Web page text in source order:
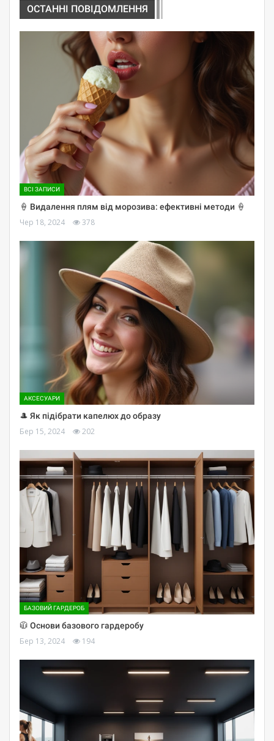
ОСТАННІ ПОВІДОМЛЕННЯ
ВСІ ЗАПИСИ
🍦 Видалення плям від морозива: ефективні методи 🍦
Чер 18, 2024 378
АКСЕСУАРИ
🎩 Як підібрати капелюх до образу
Бер 15, 2024 202
БАЗОВИЙ ГАРДЕРОБ
🧥 Основи базового гардеробу
Бер 13, 2024 194